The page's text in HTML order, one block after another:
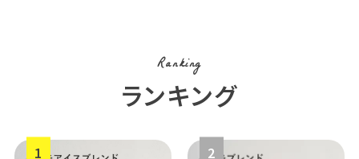
Ranking
ランキング